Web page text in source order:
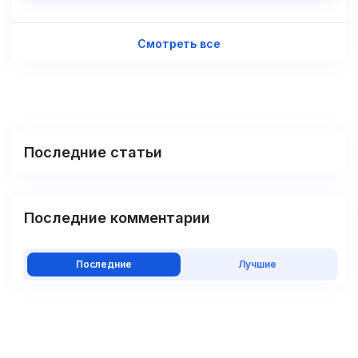
Смотреть все
Последние статьи
Последние комментарии
Последние Лучшие